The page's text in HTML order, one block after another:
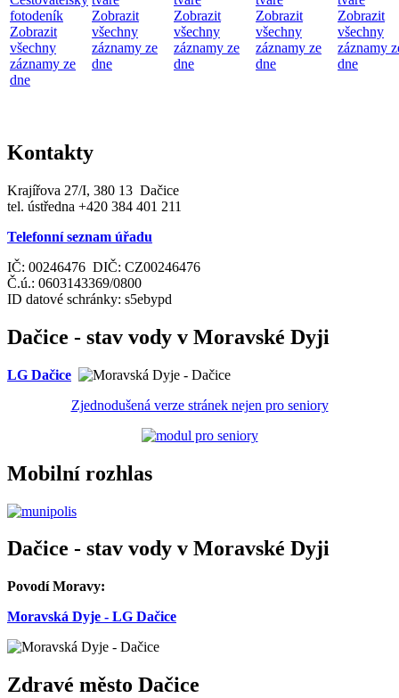
fotodeník
Zobrazit
všechny
záznamy ze
dne
Zobrazit
všechny
záznamy ze
dne
Zobrazit
všechny
záznamy ze
dne
Zobrazit
všechny
záznamy ze
dne
Zobrazit
všechny
záznamy
dne
Kontakty
Krajířova 27/I, 380 13 Dačice
tel. ústředna +420 384 401 211
Telefonní seznam úřadu
IČ: 00246476 DIČ: CZ00246476
Č.ú.: 0603143369/0800
ID datové schránky: s5ebypd
Dačice - stav vody v Moravské Dyji
LG Dačice
Zjednodušená verze stránek nejen pro seniory
Mobilní rozhlas
Dačice - stav vody v Moravské Dyji
Povodí Moravy:
Moravská Dyje - LG Dačice
Zdravé město Dačice